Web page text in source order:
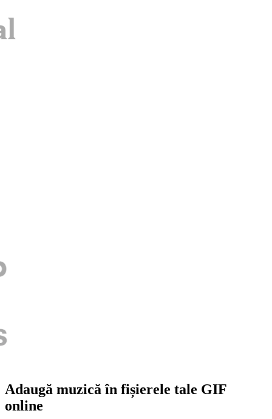
Adaugă muzică în fișierele tale GIF
online